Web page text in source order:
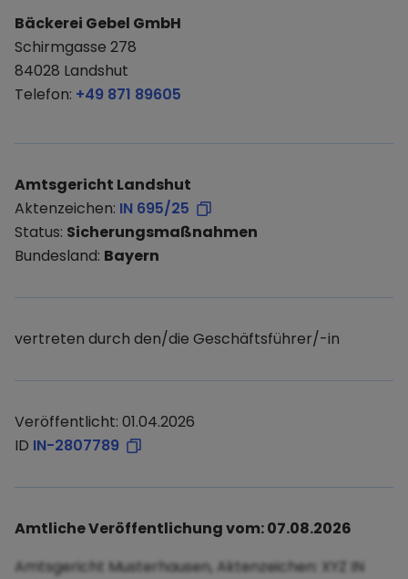
Bäckerei Gebel GmbH
Schirmgasse 278
84028 Landshut
Telefon: +49 871 89605
Amtsgericht Landshut
Aktenzeichen: IN 695/25
Status: Sicherungsmaßnahmen
Bundesland: Bayern
vertreten durch den/die Geschäftsführer/-in
Veröffentlicht: 01.04.2026
ID IN-2807789
Amtliche Veröffentlichung vom: 07.08.2026
Amtsgericht Musterhausen, Aktenzeichen: XYZ IN